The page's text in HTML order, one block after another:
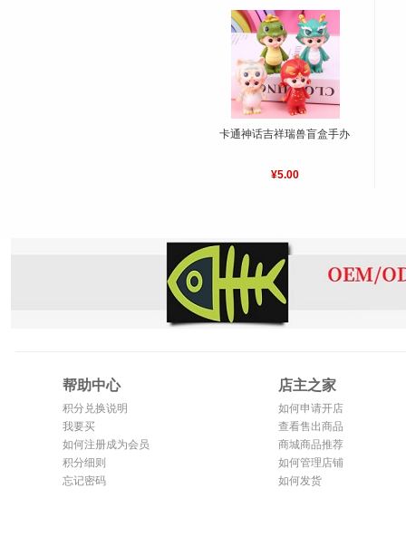
卡通神话吉祥瑞兽盲盒手办
¥5.00
帮助中心
积分兑换说明
我要买
如何注册成为会员
积分细则
忘记密码
店主之家
如何申请开店
查看售出商品
商城商品推荐
如何管理店铺
如何发货